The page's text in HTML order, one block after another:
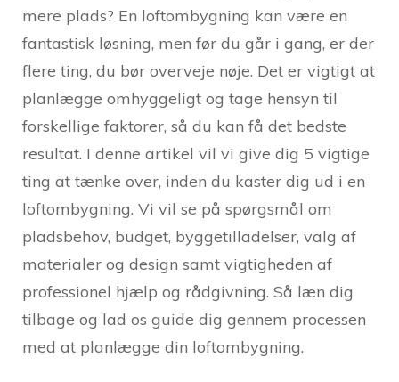
mere plads? En loftombygning kan være en
fantastisk løsning, men før du går i gang, er der
flere ting, du bør overveje nøje. Det er vigtigt at
planlægge omhyggeligt og tage hensyn til
forskellige faktorer, så du kan få det bedste
resultat. I denne artikel vil vi give dig 5 vigtige
ting at tænke over, inden du kaster dig ud i en
loftombygning. Vi vil se på spørgsmål om
pladsbehov, budget, byggetilladelser, valg af
materialer og design samt vigtigheden af
professionel hjælp og rådgivning. Så læn dig
tilbage og lad os guide dig gennem processen
med at planlægge din loftombygning.